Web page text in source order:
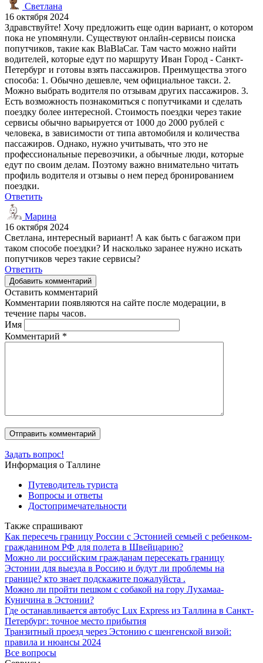
Светлана
16 октября 2024
Здравствуйте! Хочу предложить еще один вариант, о котором
пока не упомянули. Существуют онлайн-сервисы поиска
попутчиков, такие как BlaBlaCar. Там часто можно найти
водителей, которые едут по маршруту Иван Город - Санкт-
Петербург и готовы взять пассажиров. Преимущества этого
способа: 1. Обычно дешевле, чем официальное такси. 2.
Можно выбрать водителя по отзывам других пассажиров. 3.
Есть возможность познакомиться с попутчиками и сделать
поездку более интересной. Стоимость поездки через такие
сервисы обычно варьируется от 1000 до 2000 рублей с
человека, в зависимости от типа автомобиля и количества
пассажиров. Однако, нужно учитывать, что это не
профессиональные перевозчики, а обычные люди, которые
едут по своим делам. Поэтому важно внимательно читать
профиль водителя и отзывы о нем перед бронированием
поездки.
Ответить
Марина
16 октября 2024
Светлана, интересный вариант! А как быть с багажом при
таком способе поездки? И насколько заранее нужно искать
попутчиков через такие сервисы?
Ответить
Добавить комментарий
Оставить комментарий
Комментарии появляются на сайте после модерации, в
течение пары часов.
Имя
Комментарий *
Задать вопрос!
Информация о Таллине
Путеводитель туриста
Вопросы и ответы
Достопримечательности
Также спрашивают
Как пересечь границу России с Эстонией семьей с ребенком-
гражданином РФ для полета в Швейцарию?
Можно ли российским гражданам пересекать границу
Эстонии для выезда в Россию и будут ли проблемы на
границе? кто знает подскажите пожалуйста .
Можно ли пройти пешком с собакой на гору Лухамаа-
Куничина в Эстонии?
Где останавливается автобус Lux Express из Таллина в Санкт-
Петербург: точное место прибытия
Транзитный проезд через Эстонию с шенгенской визой:
правила и нюансы 2024
Все вопросы